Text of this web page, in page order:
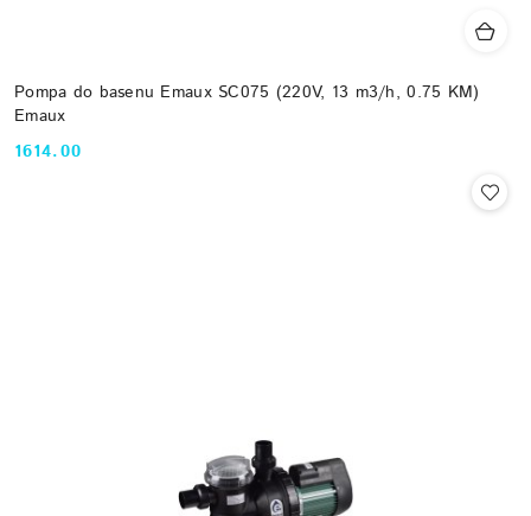
Pompa do basenu Emaux SC075 (220V, 13 m3/h, 0.75 KM)
Emaux
Cena:
1614.00